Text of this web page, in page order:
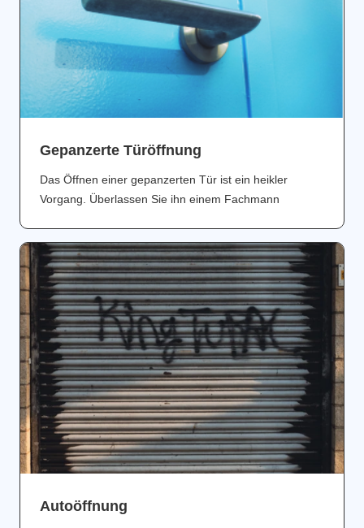
Gepanzerte Türöffnung
Das Öffnen einer gepanzerten Tür ist ein heikler
Vorgang. Überlassen Sie ihn einem Fachmann
Аutoöffnung